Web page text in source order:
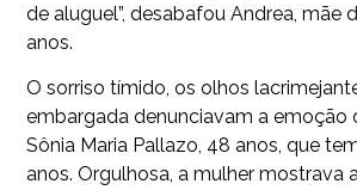
de aluguel”, desabafou Andrea, mãe
anos.
O sorriso tímido, os olhos
embargada denunciavam a emoção
Sônia Maria Pallazo, 48 anos, que
anos. Orgulhosa, a mulher mostrava